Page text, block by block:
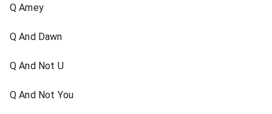
Q Amey
Q And Dawn
Q And Not U
Q And Not You